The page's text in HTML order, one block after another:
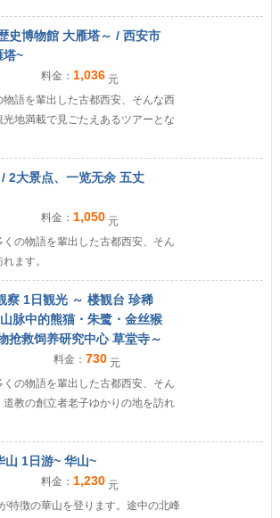
史博物館 大雁塔～ / 西安市
塔~
料金： 1,036 元
語を輩出した古都西安、そんな西
地満載で見ごたえあるツアーとな
2大景点、一览无余 五丈
料金： 1,050 元
の物語を輩出した古都西安、そん
ます。
察 1日観光 ～ 楼観台 珍稀
脉中的熊猫・朱鹭・金丝猴
抢救饲养研究中心 草堂寺～
料金： 730 元
の物語を輩出した古都西安、そん
教の創立者老子ゆかりの地を訪れ
山 1日游~ 华山~
料金： 1,230 元
特徴の華山を登ります。途中の北峰